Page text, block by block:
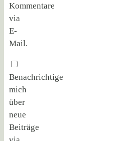
Kommentare
via
E-
Mail.
Benachrichtige
mich
über
neue
Beiträge